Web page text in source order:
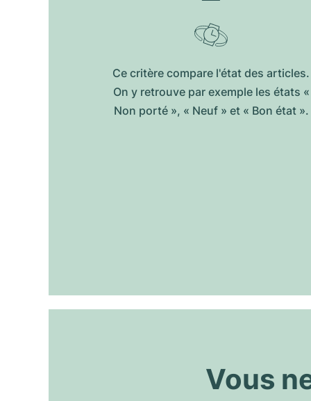
Ce critère compare l'état des articles.
On y retrouve par exemple les états «
Non porté », « Neuf » et « Bon état ».
Vous